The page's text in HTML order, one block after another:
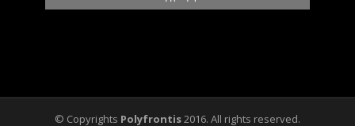
© Copyrights Polyfrontis2016. All rights reserved.